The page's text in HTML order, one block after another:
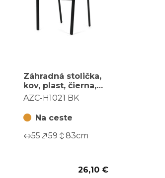
Záhradná stolička,
kov, plast, čierna,
AZC-H1021 BK
AZC-H1021 BK
Na ceste
55
59 83cm
26,10 €